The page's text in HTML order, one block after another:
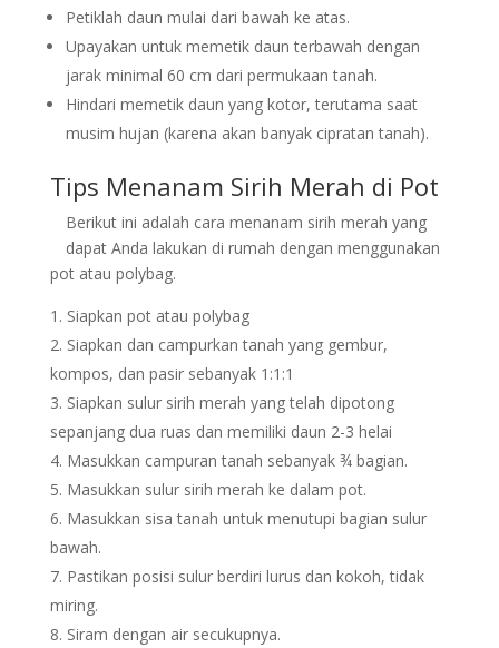
Petiklah daun mulai dari bawah ke atas.
Upayakan untuk memetik daun terbawah dengan
jarak minimal 60 cm dari permukaan tanah.
Hindari memetik daun yang kotor, terutama saat
musim hujan (karena akan banyak cipratan tanah).
Tips Menanam Sirih Merah di Pot
Berikut ini adalah cara menanam sirih merah yang
dapat Anda lakukan di rumah dengan menggunakan
pot atau polybag.
Siapkan pot atau polybag
Siapkan dan campurkan tanah yang gembur,
kompos, dan pasir sebanyak 1:1:1
Siapkan sulur sirih merah yang telah dipotong
sepanjang dua ruas dan memiliki daun 2-3 helai
Masukkan campuran tanah sebanyak ¾ bagian.
Masukkan sulur sirih merah ke dalam pot.
Masukkan sisa tanah untuk menutupi bagian sulur
bawah.
Pastikan posisi sulur berdiri lurus dan kokoh, tidak
miring.
Siram dengan air secukupnya.